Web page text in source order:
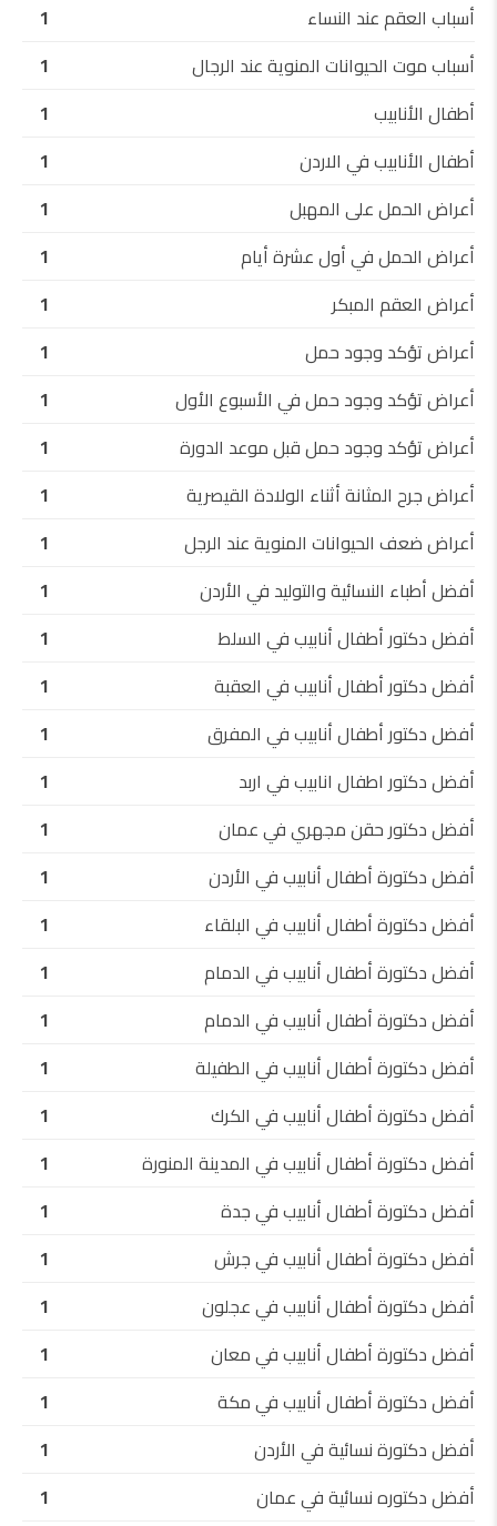
أسباب العقم عند النساء
1
أسباب موت الحيوانات المنوية عند الرجال
1
أطفال الأنابيب
1
أطفال الأنابيب في الاردن
1
أعراض الحمل على المهبل
1
أعراض الحمل في أول عشرة أيام
1
أعراض العقم المبكر
1
أعراض تؤكد وجود حمل
1
أعراض تؤكد وجود حمل في الأسبوع الأول
1
أعراض تؤكد وجود حمل قبل موعد الدورة
1
أعراض جرح المثانة أثناء الولادة القيصرية
1
أعراض ضعف الحيوانات المنوية عند الرجل
1
أفضل أطباء النسائية والتوليد في الأردن
1
أفضل دكتور أطفال أنابيب في السلط
1
أفضل دكتور أطفال أنابيب في العقبة
1
أفضل دكتور أطفال أنابيب في المفرق
1
أفضل دكتور اطفال انابيب في اربد
1
أفضل دكتور حقن مجهري في عمان
1
أفضل دكتورة أطفال أنابيب في الأردن
1
أفضل دكتورة أطفال أنابيب في البلقاء
1
أفضل دكتورة أطفال أنابيب في الدمام
1
أفضل دكتورة أطفال أنابيب في الدمام
1
أفضل دكتورة أطفال أنابيب في الطفيلة
1
أفضل دكتورة أطفال أنابيب في الكرك
1
أفضل دكتورة أطفال أنابيب في المدينة المنورة
1
أفضل دكتورة أطفال أنابيب في جدة
1
أفضل دكتورة أطفال أنابيب في جرش
1
أفضل دكتورة أطفال أنابيب في عجلون
1
أفضل دكتورة أطفال أنابيب في معان
1
أفضل دكتورة أطفال أنابيب في مكة
1
أفضل دكتورة نسائية في الأردن
1
أفضل دكتوره نسائية في عمان
1